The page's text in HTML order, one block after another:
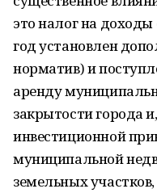
это налог на
год установлен
норматив) и
аренду
закрытости города
инвестиционной
муниципальной
земельных